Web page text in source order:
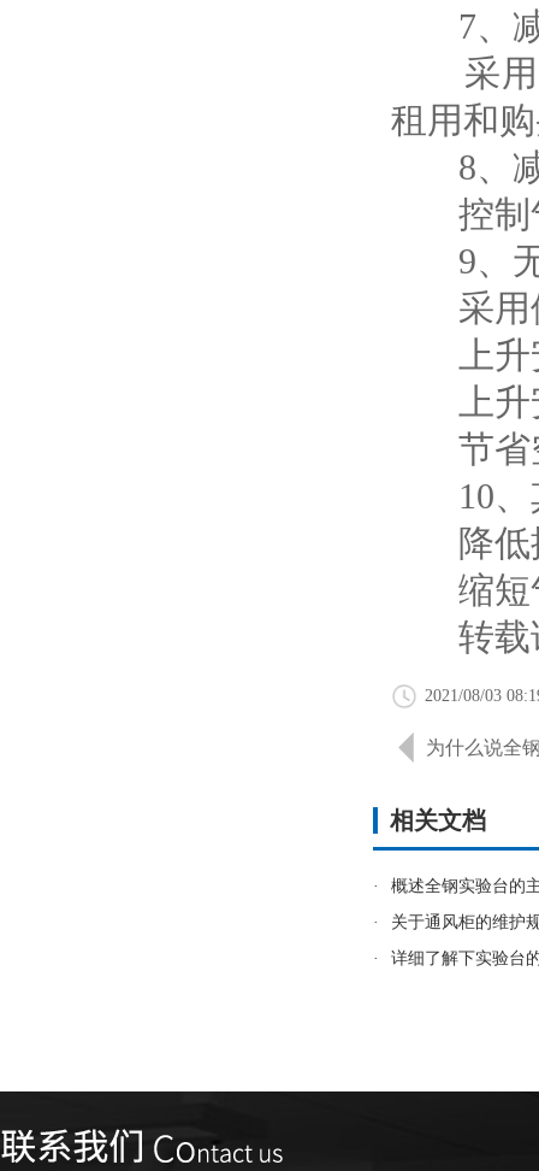
7、减
采用供
租用和
8、减
控制气
9、无
采用供
上升安
上升安
节省空
10、
降低
缩短气
转载
2021/08/03
为什么说全
相关文档
·
概述全钢实验台的
·
关于通风柜的维护
·
详细了解下实验台